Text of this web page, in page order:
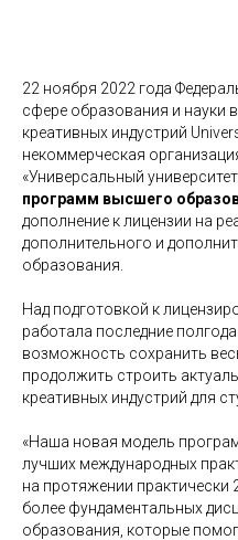
22 ноября 2022 года
сфере образования и науки
креативных индустрий
некоммерческая
«Универсальный
программ высшего
дополнение к лицензии на
дополнительного и
образования.
Над подготовкой к
работала последние
возможность сохранить
продолжить строить
креативных индустрий для
«Наша новая модель
лучших международных
на протяжении практически
более фундаментальных
образования, которые
©2026. Все права защищены
Центр дизайна Artplay
10, стр. 4, вход 4а
АНО ВО «Универсальный
+7 (495) 640-30-14
О школе